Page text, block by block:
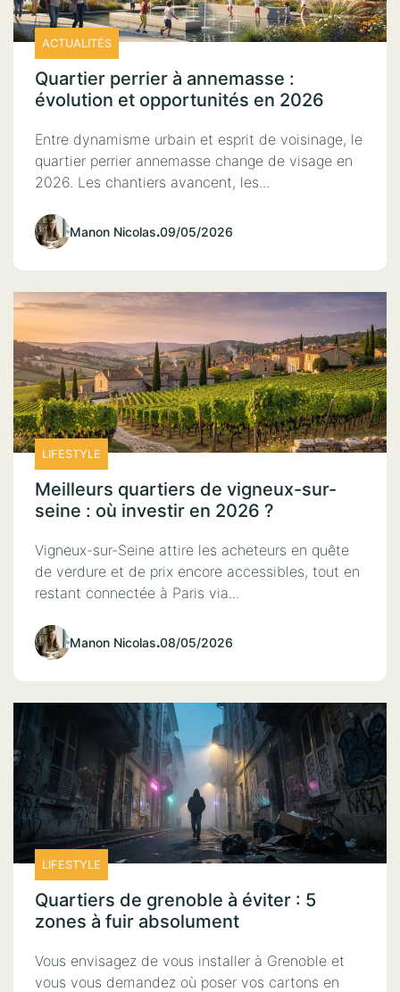
ACTUALITÉS
Quartier perrier à annemasse :
évolution et opportunités en 2026
Entre dynamisme urbain et esprit de voisinage, le
quartier perrier annemasse change de visage en
2026. Les chantiers avancent, les...
Manon Nicolas.09/05/2026
LIFESTYLE
Meilleurs quartiers de vigneux-sur-
seine : où investir en 2026 ?
Vigneux-sur-Seine attire les acheteurs en quête
de verdure et de prix encore accessibles, tout en
restant connectée à Paris via...
Manon Nicolas.08/05/2026
LIFESTYLE
Quartiers de grenoble à éviter : 5
zones à fuir absolument
Vous envisagez de vous installer à Grenoble et
vous vous demandez où poser vos cartons en